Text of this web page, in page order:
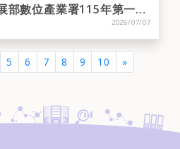
數位發展部數位產業署115年第一梯次人工智慧技術服務機構能量登錄申請機制公告~開始收件!!
2026/07/07
5 6 7 8 9 10 »